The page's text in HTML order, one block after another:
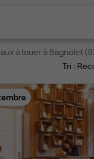
à louer à Bagnolet
Tri :